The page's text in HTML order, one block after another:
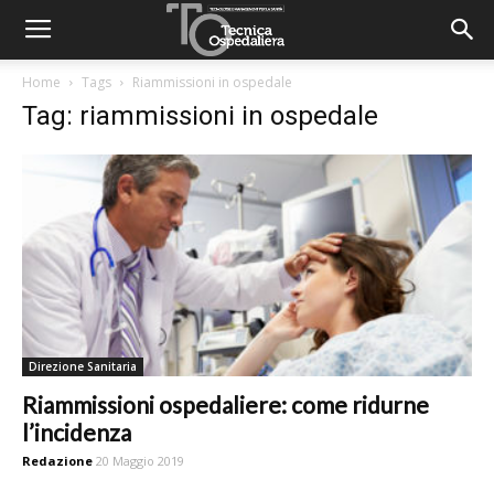
Home Tags Riammissioni in ospedale
Tag: riammissioni in ospedale
Direzione Sanitaria
Riammissioni ospedaliere: come ridurne
l’incidenza
Redazione 20 Maggio 2019